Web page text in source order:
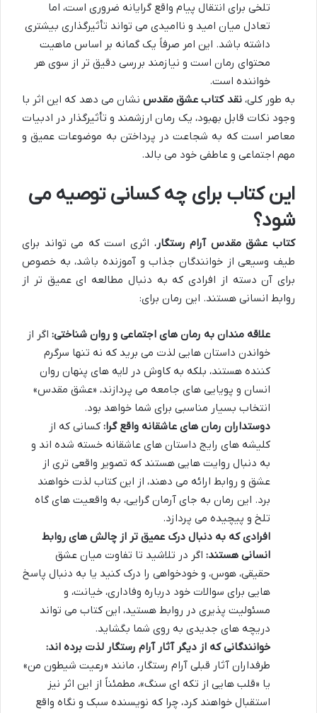
تلخی برای انتقال پیام واقع گرایانه ضروری است، اما
تعادل میان امید و ناامیدی می تواند تأثیرگذاری بیشتری
داشته باشد. این امر صرفاً یک گمانه بر اساس ماهیت
محتوای رمان است و نیازمند بررسی دقیق تر از سوی هر
خواننده است.
به طور کلی،نقد کتاب عشق مقدسنشان می دهد که این اثر با
وجود نکات قابل بهبود، یک رمان ارزشمند و تأثیرگذار در ادبیات
معاصر است که به شجاعت در پرداختن به موضوعات عمیق و
مهم اجتماعی و عاطفی خود می بالد.
این کتاب برای چه کسانی توصیه می
شود؟
کتاب عشق مقدس آرام رستگار، اثری است که می تواند برای
طیف وسیعی از خوانندگان جذاب و آموزنده باشد، به خصوص
برای آن دسته از افرادی که به دنبال مطالعه ای عمیق تر از
روابط انسانی هستند. این رمان برای:
علاقه مندان به رمان های اجتماعی و روان شناختی: اگر از
خواندن داستان هایی لذت می برید که نه تنها سرگرم
کننده هستند، بلکه به کاوش در لایه های پنهان روان
انسان و پویایی های جامعه می پردازند، «عشق مقدس»
انتخاب بسیار مناسبی برای شما خواهد بود.
دوستداران رمان های عاشقانه واقع گرا: کسانی که از
کلیشه های رایج داستان های عاشقانه خسته شده اند و
به دنبال روایت هایی هستند که تصویر واقعی تری از
عشق و روابط ارائه می دهند، از این کتاب لذت خواهند
برد. این رمان به جای آرمان گرایی، به واقعیت های گاه
تلخ و پیچیده می پردازد.
افرادی که به دنبال درک عمیق تر از چالش های روابط
انسانی هستند: اگر در تلاشید تا تفاوت میان عشق
حقیقی، هوس، و خودخواهی را درک کنید یا به دنبال پاسخ
هایی برای سوالات خود درباره وفاداری، خیانت، و
مسئولیت پذیری در روابط هستید، این کتاب می تواند
دریچه های جدیدی به روی شما بگشاید.
خوانندگانی که از دیگر آثار آرام رستگار لذت برده اند:
طرفداران آثار قبلی آرام رستگار، مانند «رعیت شیطون من»
یا «قلب هایی از تکه ای سنگ»، مطمئناً از این اثر نیز
استقبال خواهند کرد، چرا که نویسنده سبک و نگاه واقع